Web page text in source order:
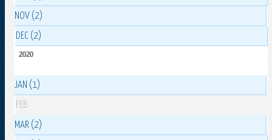
NOV (2)
DEC (2)
2020
JAN (1)
FEB
MAR (2)